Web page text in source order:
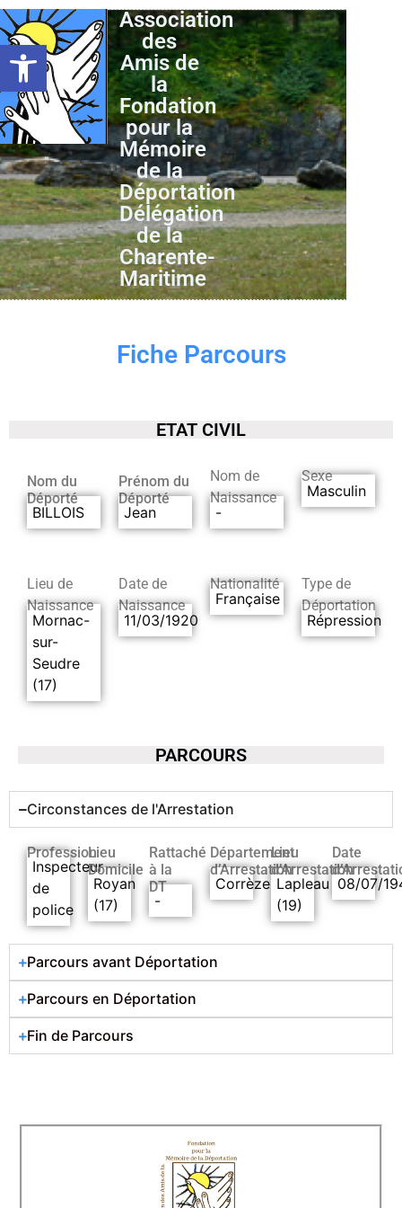
Ouvrir la barre d’outils
Association
des
Amis de
la
Fondation
pour la
Mémoire
de la
Déportation
Délégation
de la
Charente-
Maritime
Fiche Parcours
ETAT CIVIL
Nom du
Déporté
BILLOIS
Prénom du
Déporté
Jean
Nom de
Naissance
-
Sexe
Masculin
Lieu de
Naissance
Mornac-
sur-
Seudre
(17)
Date de
Naissance
11/03/1920
Nationalité
Française
Type de
Déportation
Répression
PARCOURS
Circonstances de l'Arrestation
Profession
Inspecteur
de
police
Lieu
Domicile
Royan
(17)
Rattaché
à la
DT
-
Département
d’Arrestation
Corrèze
Lieu
d’Arrestation
Lapleau
(19)
Date
08/07/
Parcours avant Déportation
Parcours en Déportation
Fin de Parcours